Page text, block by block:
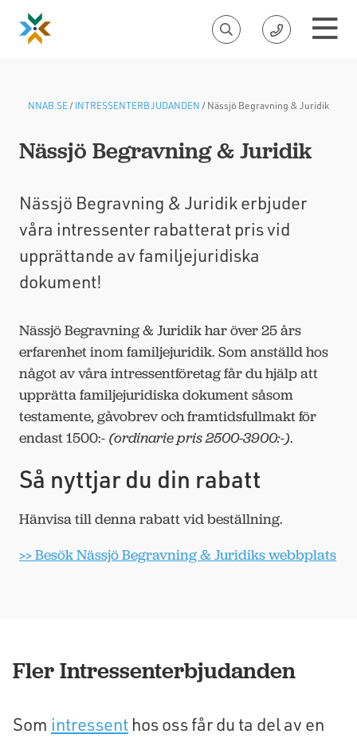
NNAB.SE/INTRESSENTERBJUDANDEN /Nässjö Begravning & Juridik
Nässjö Begravning & Juridik
Nässjö Begravning & Juridik erbjuder
våra intressenter rabatterat pris vid
upprättande av familjejuridiska
dokument!
Nässjö Begravning & Juridik har över 25 års
erfarenhet inom familjejuridik. Som anställd hos
något av våra intressentföretag får du hjälp att
upprätta familjejuridiska dokument såsom
testamente, gåvobrev och framtidsfullmakt för
endast 1500:- (ordinarie pris 2500-3900:-).
Så nyttjar du din rabatt
Hänvisa till denna rabatt vid beställning.
>> Besök Nässjö Begravning & Juridiks webbplats
Fler Intressenterbjudanden
Som intressent hos oss får du ta del av en